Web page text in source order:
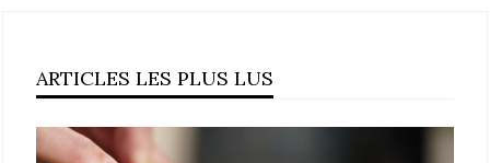
ARTICLES LES PLUS LUS